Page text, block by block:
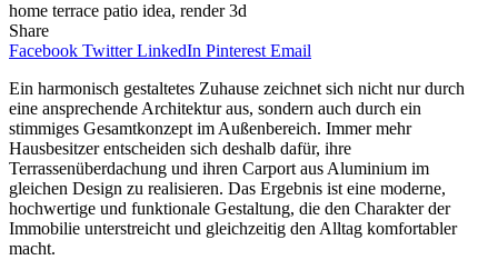
home terrace patio idea, render 3d
Share
Facebook Twitter LinkedIn Pinterest Email
Ein harmonisch gestaltetes Zuhause zeichnet sich nicht nur durch
eine ansprechende Architektur aus, sondern auch durch ein
stimmiges Gesamtkonzept im Außenbereich. Immer mehr
Hausbesitzer entscheiden sich deshalb dafür, ihre
Terrassenüberdachung und ihren Carport aus Aluminium im
gleichen Design zu realisieren. Das Ergebnis ist eine moderne,
hochwertige und funktionale Gestaltung, die den Charakter der
Immobilie unterstreicht und gleichzeitig den Alltag komfortabler
macht.